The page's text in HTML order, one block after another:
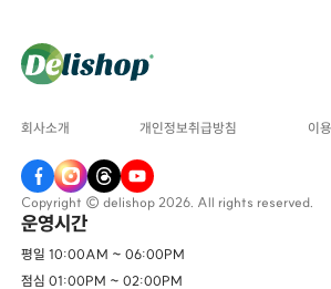
회사소개 개인정보취급방침 이
Copyright © delishop 2026. All rights reserved.
운영시간
평일 10:00AM ~ 06:00PM
점심 01:00PM ~ 02:00PM